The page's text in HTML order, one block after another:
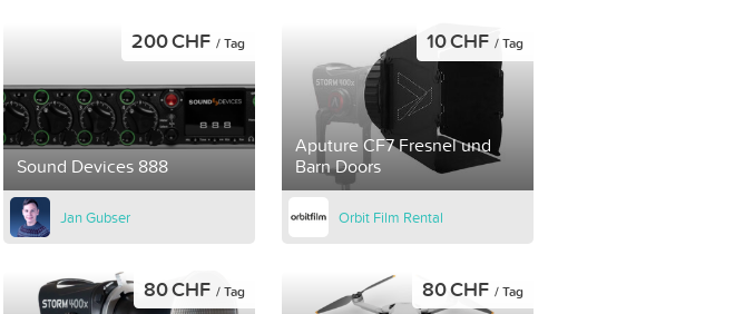
Sound Devices 888
200 CHF / Tag
Jan Gubser
Aputure CF7 Fresnel und
Barn Doors
10 CHF / Tag
Orbit Film Rental
80 CHF / Tag 80 CHF / Tag